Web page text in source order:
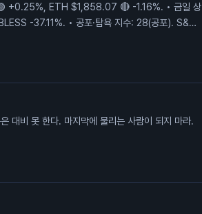
+0.25%, ETH $1,858.07 🔴 -1.16%. • 금일 상
-37.11%. • 공포·탐욕 지수: 28(공포). S&P
포 유지. • 고래: 87건 tx로 $3.26B 이동(건당 평
28은 스텔스 매집 신호. BTC 사이클 스코어 30/10
: 뉴욕 시간(America/New_York, ET, UTC−5/−4).
대비 못 한다. 마지막에 물리는 사람이 되지 마라.